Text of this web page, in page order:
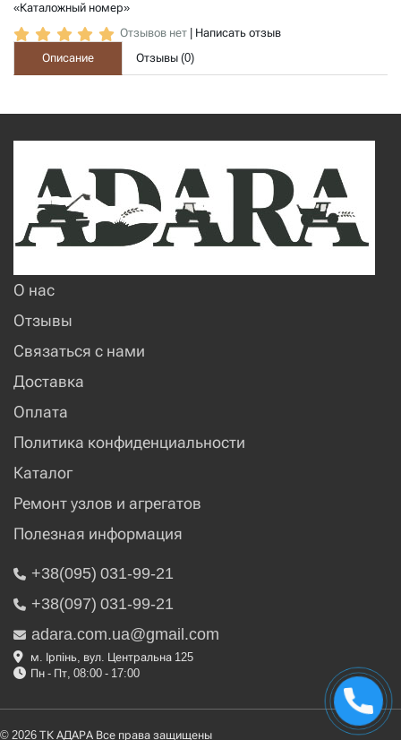
«Каталожный номер»
Отзывов нет
Написать отзыв
Описание
Отзывы (0)
О нас
Отзывы
Связаться с нами
Доставка
Оплата
Политика конфиденциальности
Каталог
Ремонт узлов и агрегатов
Полезная информация
+38(095) 031-99-21
+38(097) 031-99-21
adara.com.ua@gmail.com
м. Ірпінь, вул. Центральна 125
Пн - Пт, 08:00 - 17:00
© 2026 ТК АДАРА Все права защищены